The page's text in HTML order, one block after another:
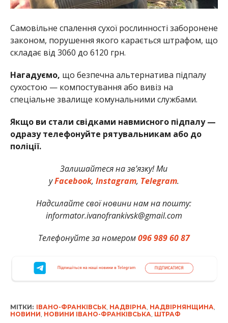
Самовільне спалення сухої рослинності заборонене
законом, порушення якого карається штрафом, що
складає від 3060 до 6120 грн.
Нагадуємо, що безпечна альтернатива підпалу
сухостою — компостування або вивіз на
спеціальне звалище комунальними службами.
Якщо ви стали свідками навмисного підпалу —
одразу телефонуйте рятувальникам або до
поліції.
Залишайтеся на зв’язку! Ми
уFacebook, Instagram, Telegram.
Надсилайте свої новини нам на пошту:
informator.ivanofrankivsk@gmail.com
Телефонуйте за номером096 989 60 87
МІТКИ: ІВАНО-ФРАНКІВСЬК, НАДВІРНА НАДВІРНЯНЩИНА
НОВИНИ НОВИНИ ІВАНО-ФРАНКІВСЬКА ШТРАФ